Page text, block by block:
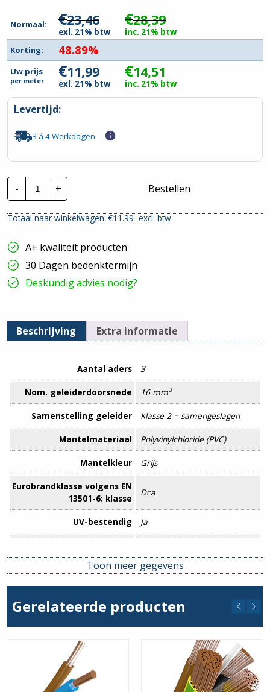
Normaal: €23,46
exl. 21% btw
€28,39
inc. 21% btw
Korting:
48.89%
Uw prijs
per meter €11,99
exl. 21% btw
€14,51
inc. 21% btw
Levertijd:
3 á 4 Werkdagen
-
TKF
Installatiekabel
YMvK
|
hoeveelheid
+ Bestellen
Totaal naar winkelwagen: €11.99excl. btw
A+ kwaliteit producten
30 Dagen bedenktermijn
Deskundig advies nodig?
Beschrijving Extra informatie
Aantal aders 3
Nom. geleiderdoorsnede 16 mm²
Samenstelling geleider Klasse 2 = samengeslagen
Mantelmateriaal Polyvinylchloride (PVC)
Mantelkleur Grijs
Eurobrandklasse volgens EN
13501-6: klasse
Dca
UV-bestendig Ja
Adercodering Kleur
308 S2
Ja
Aderscherm Nee
Afscherming
langswaterdicht
Beschermingsgeleider
Toon meer gegevens
Gerelateerde producten